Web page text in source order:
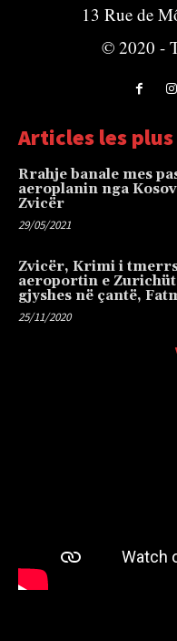
13 Rue de
© 2020 -
Articles les
Rrahje banale mes
aeroplanin nga
Zvicër
29/05/2021
Zvicër, Krimi i
aeroportin e Zurichüt
gjyshes në çantë,
25/11/2020